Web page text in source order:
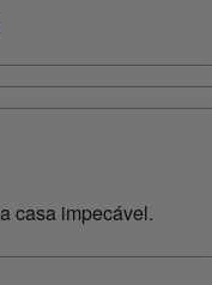
casa impecável.